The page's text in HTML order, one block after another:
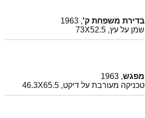
בדירת משפחת ק', 1963
שמן על עץ, 73X52.5
מפגש, 1963
טכניקה מעורבת על דיקט, 46.3X65.5